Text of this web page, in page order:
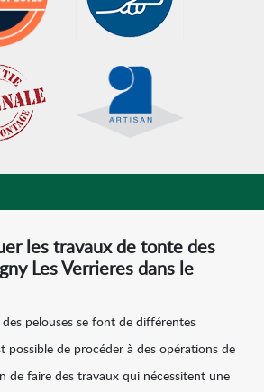
les travaux de tonte des
Les Verrieres dans le
pelouses se font de différentes
possible de procéder à des opérations de
de faire des travaux qui nécessitent une